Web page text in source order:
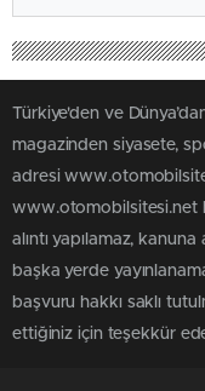
Türkiye'den ve
magazinden siyasete,
adresi
www.otomobilsitesi.net
alıntı yapılamaz,
başka yerde
başvuru hakkı saklı
ettiğiniz için teşekkür